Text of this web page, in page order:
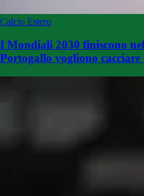
Calcio Estero
I Mondiali 2030 finiscono
Portogallo vogliono